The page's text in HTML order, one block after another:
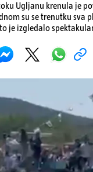
Ugljanu krenula je
su se trenutku
je izgledalo
bili svirači, što
održava od